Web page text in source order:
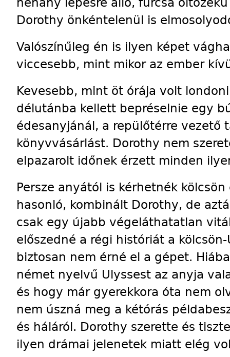
Dorothy önkéntelenül is
Valószínűleg én is ilyen képet
viccesebb, mint mikor az ember
Kevesebb, mint öt órája volt
délutánba kellett bepréselnie egy
édesanyjánál, a repülőtérre vezető
könyvvásárlást. Dorothy nem
elpazarolt időnek érzett minden
Persze anyától is kérhetnék
hasonló, kombinált Dorothy, de
csak egy újabb végeláthatatlan
előszedné a régi históriát a
biztosan nem érné el a gépet.
német nyelvű Ulyssest az anyja
és hogy már gyerekkora óta nem
nem úszná meg a kétórás
és háláról. Dorothy szerette és
ilyen drámai jelenetek miatt elég